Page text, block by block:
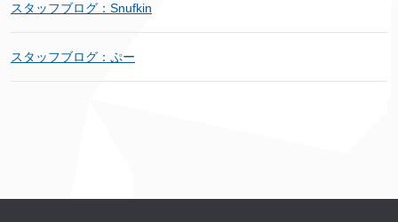
スタッフブログ：Snufkin
スタッフブログ：ぷー